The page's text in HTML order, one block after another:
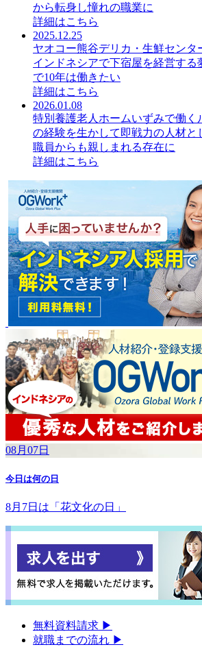
から転身し憧れの職業に
詳細はこちら
2025.12.25
ヤオコー熊谷デリカ・生鮮センタ
インドネシアで下宿屋を経営する
で10年は働きたい
詳細はこちら
2026.01.08
特別養護老人ホームいずみで働く
の経験を生かして即戦力の人材と
職員からも親しまれる存在に
詳細はこちら
08月07日
今日は何の日
8月7日は「花文化の日」
無料資料請求 ▶︎
就職までの流れ ▶︎